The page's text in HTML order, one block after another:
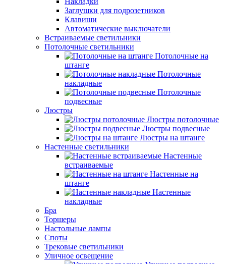
Заглушки для подрозетников
Клавиши
Автоматические выключатели
Встраиваемые светильники
Потолочные светильники
Потолочные на
штанге
Потолочные
накладные
Потолочные
подвесные
Люстры
Люстры потолочные
Люстры подвесные
Люстры на штанге
Настенные светильники
Настенные
встраиваемые
Настенные на
штанге
Настенные
накладные
Бра
Торшеры
Настольные лампы
Споты
Трековые светильники
Уличное освещение